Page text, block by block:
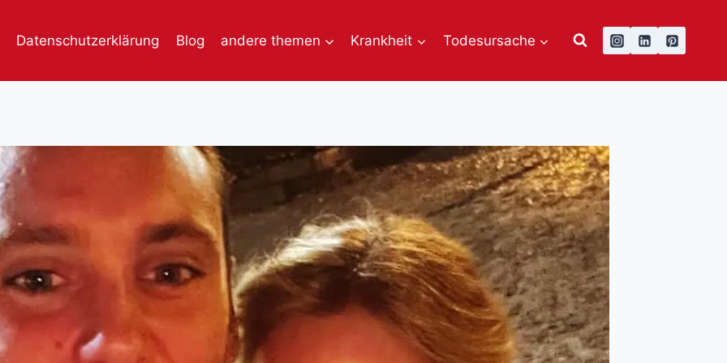
Datenschutzerklärung Blog andere themen Krankheit Todesursache